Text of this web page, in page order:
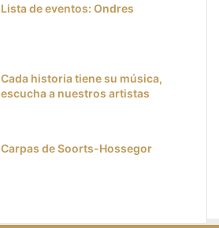
Lista de eventos: Ondres
Cada historia tiene su música,
escucha a nuestros artistas
Carpas de Soorts-Hossegor